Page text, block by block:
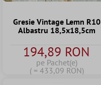
Gresie Vintage Lemn R10
Albastru 18,5x18,5cm
194,89 RON
pe Pachet(e)
( = 433,09 RON)